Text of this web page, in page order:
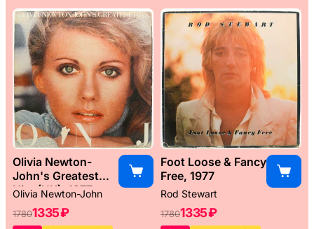
Olivia Newton-
John's Greatest
Hits (UK), 1977
Olivia Newton-John
17801335 ₽
Foot Loose & Fancy
Free, 1977
Rod Stewart
17801335 ₽